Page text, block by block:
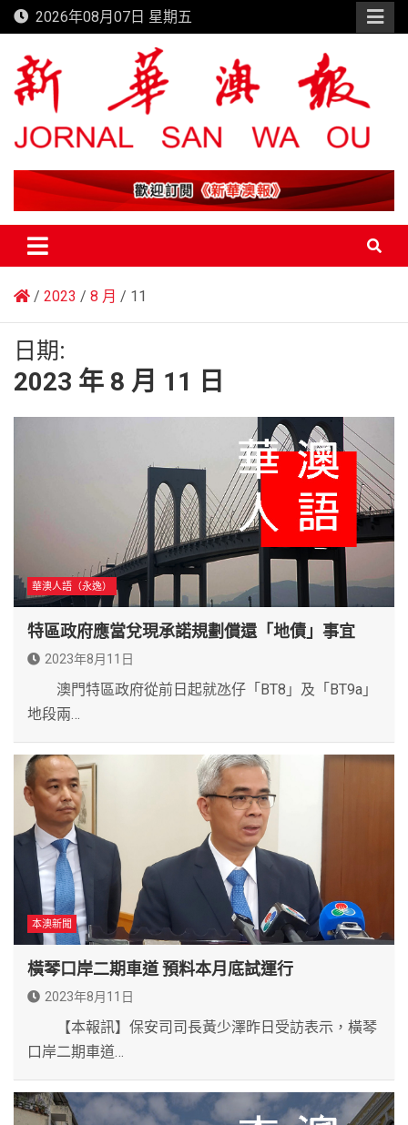
Skip
to
content
2026年08月07日 星期五
新華澳報
2023 8 月 11
日期:
2023 年 8 月 11 日
華澳人語（永逸）
特區政府應當兌現承諾規劃償還「地債」事宜
2023年8月11日
澳門特區政府從前日起就氹仔「BT8」及「BT9a」
地段兩…
本澳新聞
橫琴口岸二期車道 預料本月底試運行
2023年8月11日
【本報訊】保安司司長黃少澤昨日受訪表示，橫琴
口岸二期車道…